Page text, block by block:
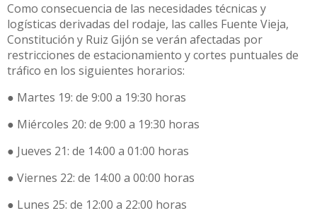
Como consecuencia de las necesidades técnicas y
logísticas derivadas del rodaje, las calles Fuente Vieja,
Constitución y Ruiz Gijón se verán afectadas por
restricciones de estacionamiento y cortes puntuales de
tráfico en los siguientes horarios:
● Martes 19: de 9:00 a 19:30 horas
● Miércoles 20: de 9:00 a 19:30 horas
● Jueves 21: de 14:00 a 01:00 horas
● Viernes 22: de 14:00 a 00:00 horas
● Lunes 25: de 12:00 a 22:00 horas